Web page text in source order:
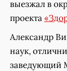
выезжал в
проекта
Александр
наук,
заведующий